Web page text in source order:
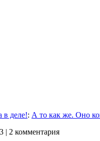
деле!: А то как же. Оно
| 2 комментария